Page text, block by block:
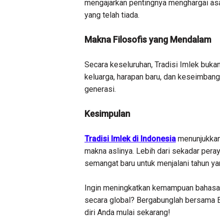
mengajarkan pentingnya menghargai
yang telah tiada.
Makna Filosofis yang Mendalam
Secara keseluruhan, Tradisi Imlek
keluarga, harapan baru, dan
generasi.
Kesimpulan
Tradisi Imlek di Indonesia
makna aslinya. Lebih dari sekadar
semangat baru untuk menjalani tahun
Ingin meningkatkan kemampuan
secara global? Bergabunglah bersama
diri Anda mulai sekarang!